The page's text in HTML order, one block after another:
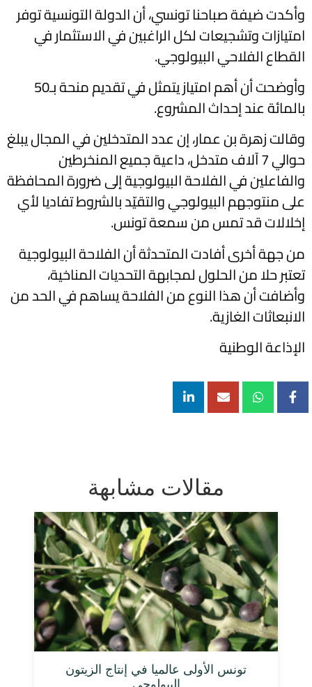
وأكدت ضيفة صباحنا تونسي، أن الدولة التونسية توفر
امتيازات وتشجيعات لكل الراغبين في الاستثمار في
القطاع الفلاحي البيولوجي.
وأوضحت أن أهم امتياز يتمثل في تقديم منحة بـ50
بالمائة عند إحداث المشروع.
وقالت زهرة بن عمار، إن عدد المتدخلين في المجال يبلغ
حوالي 7 آلاف متدخل، داعية جميع المنخرطين
والفاعلين في الفلاحة البيولوجية إلى ضرورة المحافظة
على منتوجهم البيولوجي والتقيّد بالشروط تفاديا لأي
إخلالات قد تمس من سمعة تونس.
من جهة أخرى أفادت المتحدثة أن الفلاحة البيولوجية
تعتبر حلا من الحلول لمجابهة التحديات المناخية،
وأضافت أن هذا النوع من الفلاحة يساهم في الحد من
الانبعاثات الغازية.
الإذاعة الوطنية
مقالات مشابهة
تونس الأولى عالميا في إنتاج الزيتون